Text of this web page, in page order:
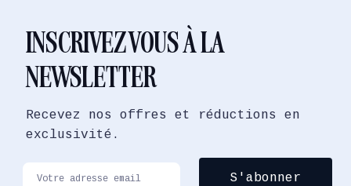
INSCRIVEZ VOUS À LA
NEWSLETTER
Recevez nos offres et réductions en
exclusivité.